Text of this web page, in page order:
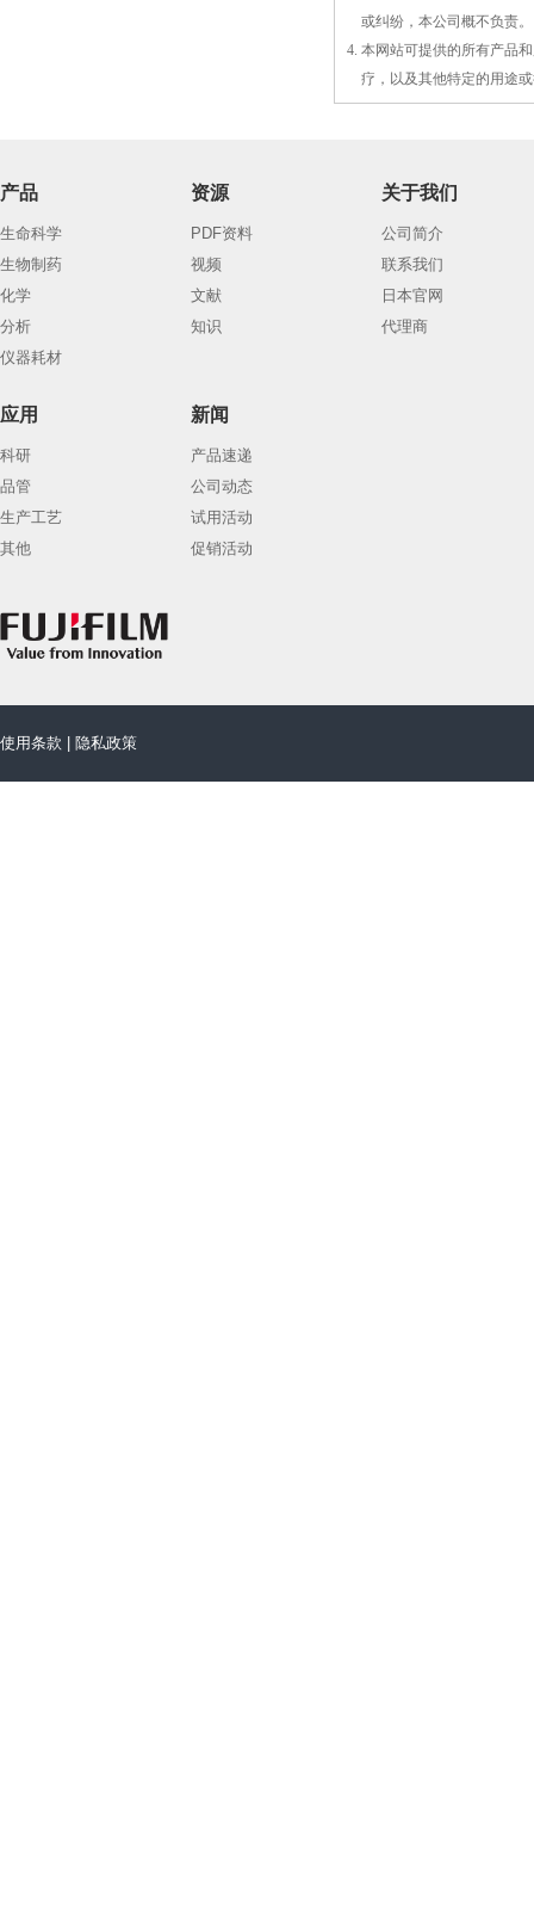
或纠纷，本公司概不负责。
4. 本网站可提供的所有产品
疗，以及其他特定的用途
产品
生命科学
生物制药
化学
分析
仪器耗材
资源
PDF资料
视频
文献
知识
关于我们
公司简介
联系我们
日本官网
代理商
应用
科研
品管
生产工艺
其他
新闻
产品速递
公司动态
试用活动
促销活动
使用条款 隐私政策